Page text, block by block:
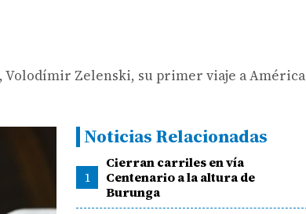
Volodímir Zelenski, su primer viaje a América
Noticias Relacionadas
1
Cierran carriles en vía
Centenario a la altura de
Burunga